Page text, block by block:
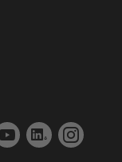
youtubelinkedin